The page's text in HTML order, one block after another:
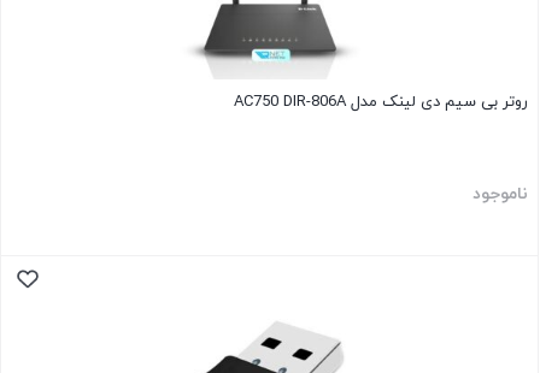
روتر بی سیم دی لینک مدل AC750 DIR-806A
ناموجود